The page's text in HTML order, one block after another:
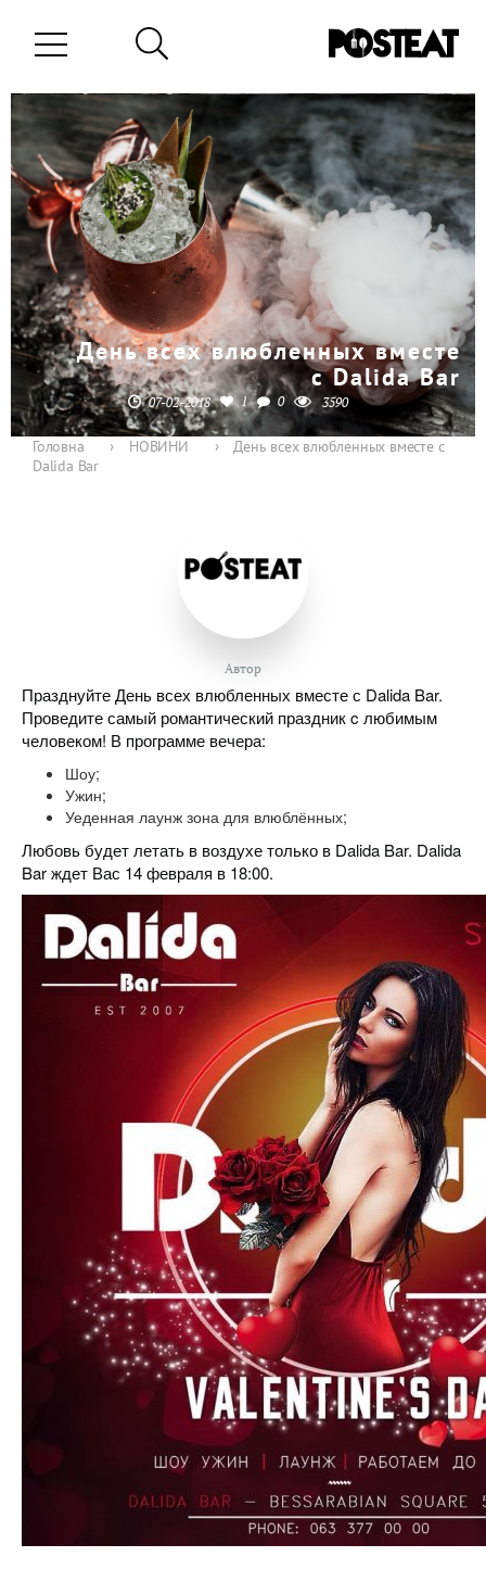
День всех влюбленных вместе
с Dalida Bar
07-02-2018 1 0 3590
Головна › НОВИНИ ›
День всех влюбленных вместе с
Dalida Bar
Автор
Празднуйте День всех влюбленных вместе с Dalida Bar.
Проведите самый романтический праздник c любимым
человеком! В программе вечера:
Шоу;
Ужин;
Уеденная лаунж зона для влюблённых;
Любовь будет летать в воздухе только в Dalida Bar. Dalida
Bar ждет Вас 14 февраля в 18:00.